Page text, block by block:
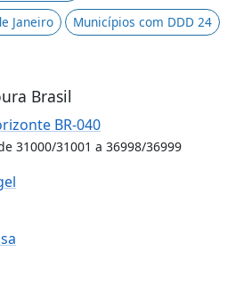
Janeiro
Municípios com DDD 24
Brasil
BR-040
31000/31001 a 36998/36999